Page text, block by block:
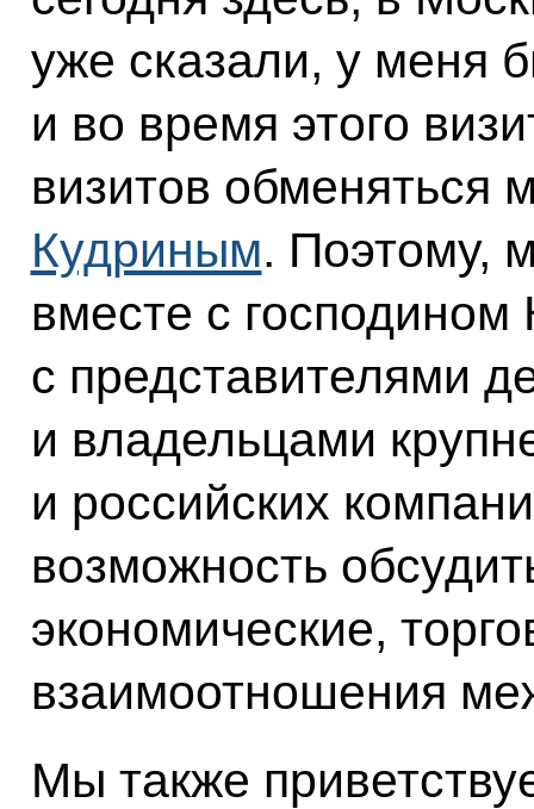
уже сказали, у меня
и во время этого
визитов обменяться
Кудриным. Поэтому,
вместе с
с представителями
и владельцами
и российских
возможность
экономические,
взаимоотношения
Мы также